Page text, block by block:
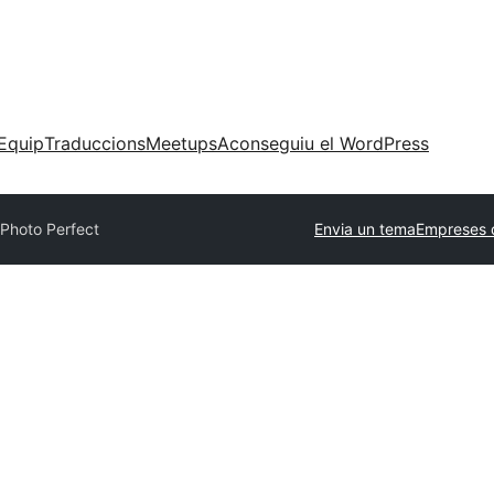
TraduccionsMeetupsAconseguiu el WordPress
Photo Perfect Envia un temaEmpreses